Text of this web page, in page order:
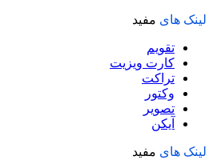
لینک های مفید
تقویم
کارت ویزیت
تراکت
وکتور
تصویر
آیکن
لینک های مفید